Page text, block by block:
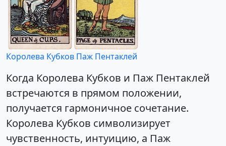
Королева Кубков Паж Пентаклей
Когда Королева Кубков и Паж Пентаклей
встречаются в прямом положении,
получается гармоничное сочетание.
Королева Кубков символизирует
чувственность, интуицию, а Паж